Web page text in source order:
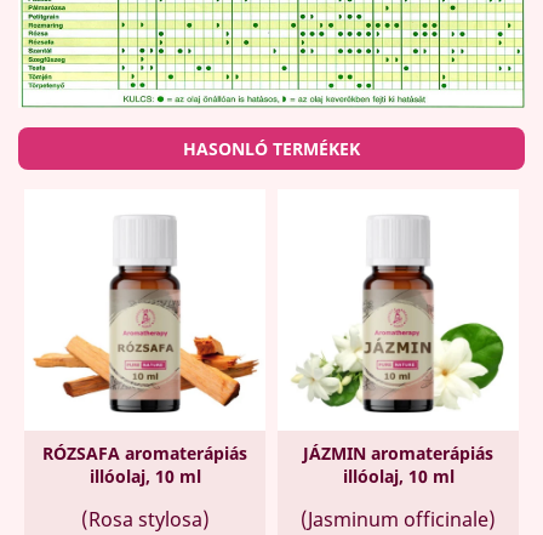
HASONLÓ TERMÉKEK
RÓZSAFA aromaterápiás
illóolaj, 10 ml
(Rosa stylosa)
JÁZMIN aromaterápiás
illóolaj, 10 ml
(Jasminum officinale)